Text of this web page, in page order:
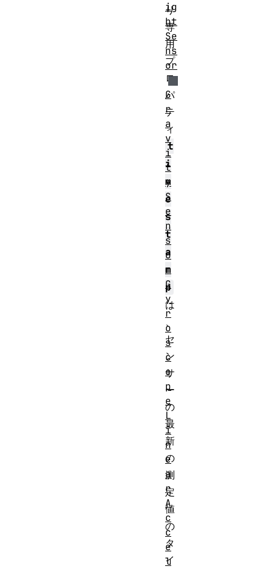
り
専
用
プ
ロ
パ
テ
ィ
t
i
m
e
s
t
a
m
p
は
、
セ
ン
サ
ー
の
最
新
の
測
定
値
の
タ
イ
ig
ht
Se
ns
or
G
r
a
v
i
t
y
S
e
n
s
o
r
G
y
r
o
s
c
o
p
e
L
i
n
e
a
r
A
c
c
e
l